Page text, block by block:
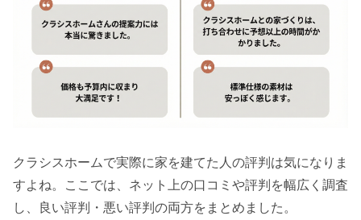
クラシスホームで実際に家を建てた人の評判は気になりま
すよね。ここでは、ネット上の口コミや評判を幅広く調査
し、良い評判・悪い評判の両方をまとめました。